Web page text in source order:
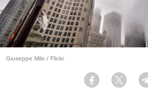
Giuseppe Milo / Flickr
Facebook Twitter